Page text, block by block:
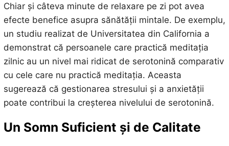
Chiar și câteva minute de relaxare pe zi pot avea
efecte benefice asupra sănătății mintale. De exemplu,
un studiu realizat de Universitatea din California a
demonstrat că persoanele care practică meditația
zilnic au un nivel mai ridicat de serotonină comparativ
cu cele care nu practică meditația. Aceasta
sugerează că gestionarea stresului și a anxietății
poate contribui la creșterea nivelului de serotonină.
Un Somn Suficient și de Calitate